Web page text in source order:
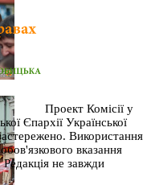
Проект Комісії у
Єпархії Української
Використання
вказання
не завжди